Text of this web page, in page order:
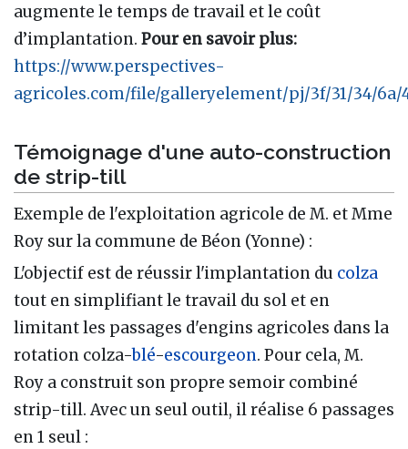
augmente le temps de travail et le coût
d’implantation. Pour en savoir plus:
https://www.perspectives-
agricoles.com/file/galleryelement/pj/3f/31/34/6a/
Témoignage d'une auto-construction
de strip-till
Exemple de l'exploitation agricole de M. et Mme
Roy sur la commune de Béon (Yonne) :
L'objectif est de réussir l'implantation du colza
tout en simplifiant le travail du sol et en
limitant les passages d'engins agricoles dans la
rotation colza-blé-escourgeon. Pour cela, M.
Roy a construit son propre semoir combiné
strip-till. Avec un seul outil, il réalise 6 passages
en 1 seul :